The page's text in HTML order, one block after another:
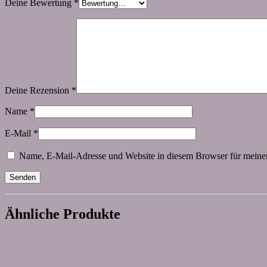
Deine Bewertung *
Deine Rezension *
Name *
E-Mail *
Name, E-Mail-Adresse und Website in diesem Browser für
Ähnliche Produkte